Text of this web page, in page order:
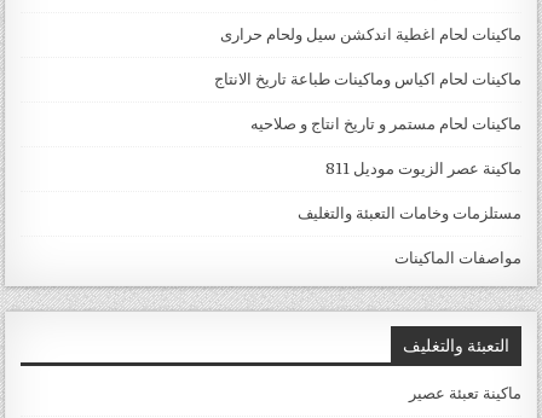
ماكينات لحام اغطية اندكشن سيل ولحام حرارى
ماكينات لحام اكياس وماكينات طباعة تاريخ الانتاج
ماكينات لحام مستمر و تاريخ انتاج و صلاحيه
ماكينة عصر الزيوت موديل 811
مستلزمات وخامات التعبئة والتغليف
مواصفات الماكينات
التعبئة والتغليف
ماكينة تعبئة عصير